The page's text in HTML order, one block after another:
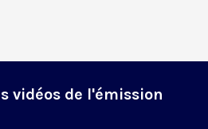
vidéos de l'émission